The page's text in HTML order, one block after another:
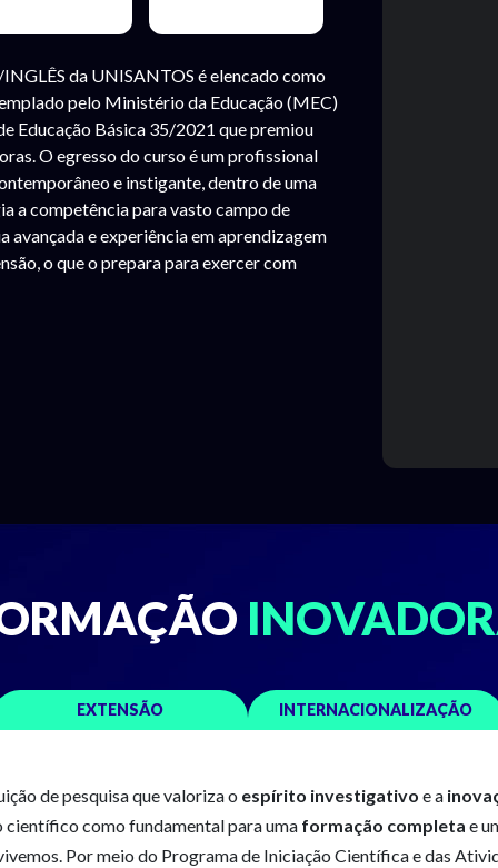
da UNISANTOS é elencado como
pelo Ministério da Educação (MEC)
Educação Básica 35/2021 que premiou
O egresso do curso é um profissional
e instigante, dentro de uma
a competência para vasto campo de
avançada e experiência em aprendizagem
o que o prepara para exercer com
EXTENSÃO INTERNACIONALIZAÇÃO
de pesquisa que valoriza o espírito investigativo e a
como fundamental para uma formação completa e
Por meio do Programa de Iniciação Científica e das